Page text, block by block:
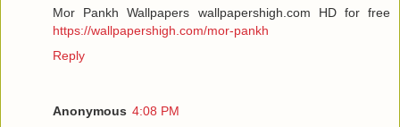
Mor Pankh Wallpapers wallpapershigh.com HD for free
https://wallpapershigh.com/mor-pankh
Reply
Anonymous 4:08 PM